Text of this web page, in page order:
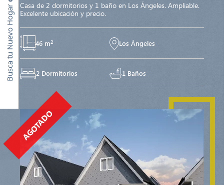
Casa de 2 dormitorios y 1 baño en Los Ángeles. Ampliable.
Excelente ubicación y precio.
46 m2 Los Ángeles
2 Dormitorios 1 Baños
AGOTADO